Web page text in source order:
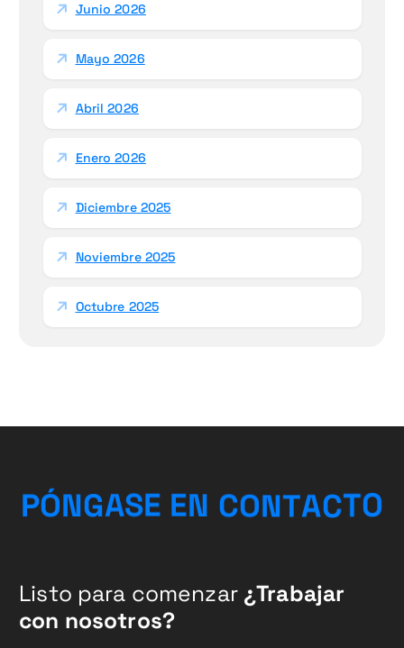
Junio 2026
Mayo 2026
Abril 2026
Enero 2026
Diciembre 2025
Noviembre 2025
Octubre 2025
PÓNGASE EN CONTACTO
Listo para comenzar¿Trabajar
con nosotros?